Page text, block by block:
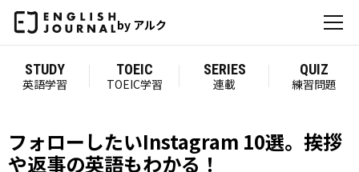
by アルク
STUDY
英語学習
TOEIC
TOEIC学習
SERIES
連載
QUIZ
練習問題
フォローしたいInstagram 10選。挨拶
や返事の英語もわかる！